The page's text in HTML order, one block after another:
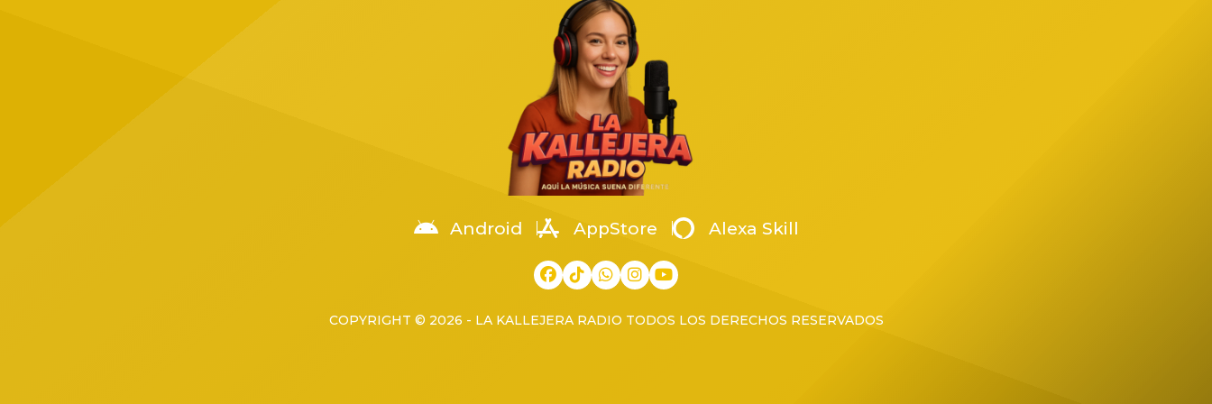
Jalisco, en una pensión de autos
Tapatíos, cuando fue atacado por un
Arellanes, coordinador territorial de
la Región Occidente. La […]
Android AppStore Alexa Skill
COPYRIGHT © 2026 - LA KALLEJERA RADIO TODOS LOS DERECHOS RESERVADOS